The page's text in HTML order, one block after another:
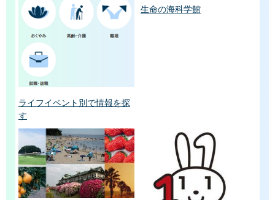
ライフイベント別で情報を探
す
生命の海科学館